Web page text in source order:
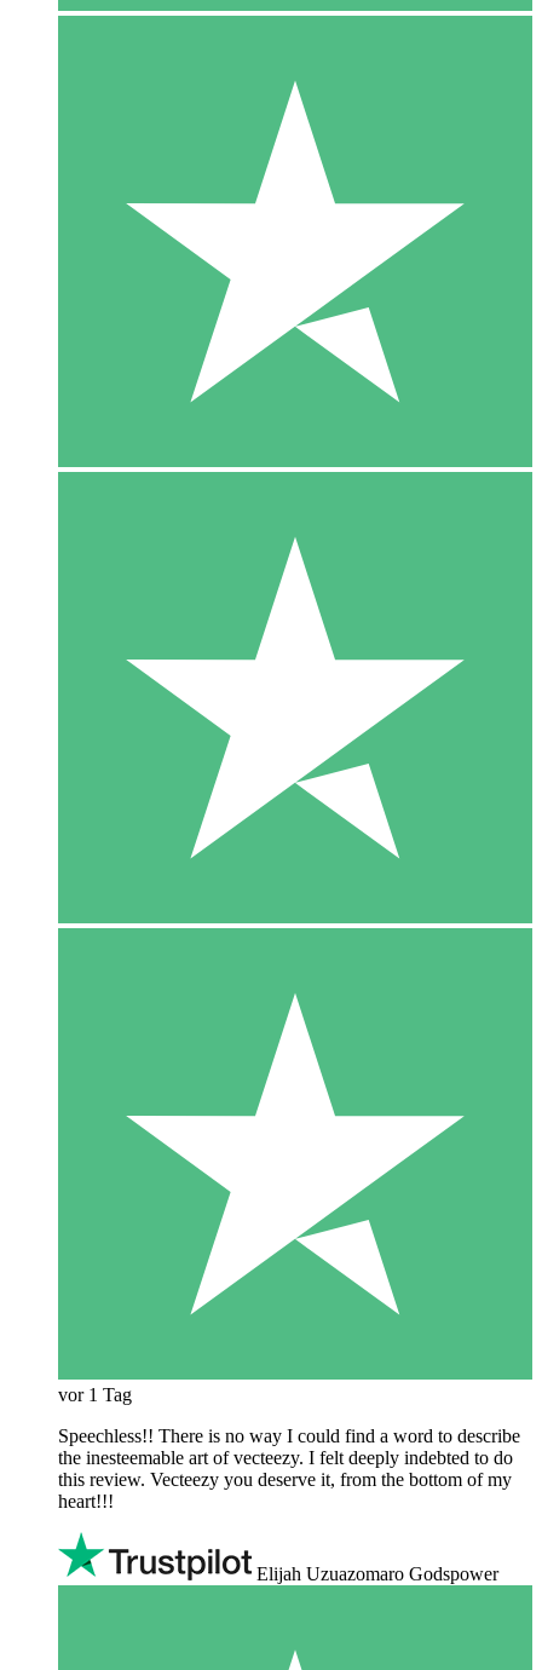
vor 1 Tag
Speechless!! There is no way I could find a word to describe
the inesteemable art of vecteezy. I felt deeply indebted to do
this review. Vecteezy you deserve it, from the bottom of my
heart!!!
Elijah Uzuazomaro Godspower